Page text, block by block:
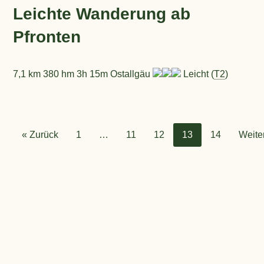
Leichte Wanderung ab
Pfronten
7,1 km 380 hm 3h 15m Ostallgäu Leicht (T2)
« Zurück 1 … 11 12 13 14